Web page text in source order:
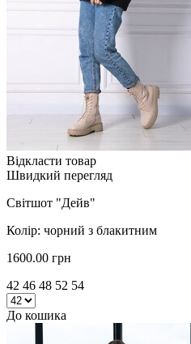
Відкласти товар
Швидкий перегляд
Світшот "Дейв"
Колір: чорний з блакитним
1600.00 грн
42 46 48 52 54
До кошика